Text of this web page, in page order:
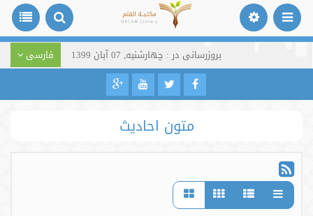
بروزرسانی در : چهارشنبه, 07 آبان 1399 فارسی
متون احادیث